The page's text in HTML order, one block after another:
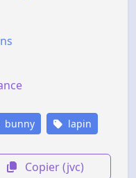
bunny lapin
Copier (jvc)